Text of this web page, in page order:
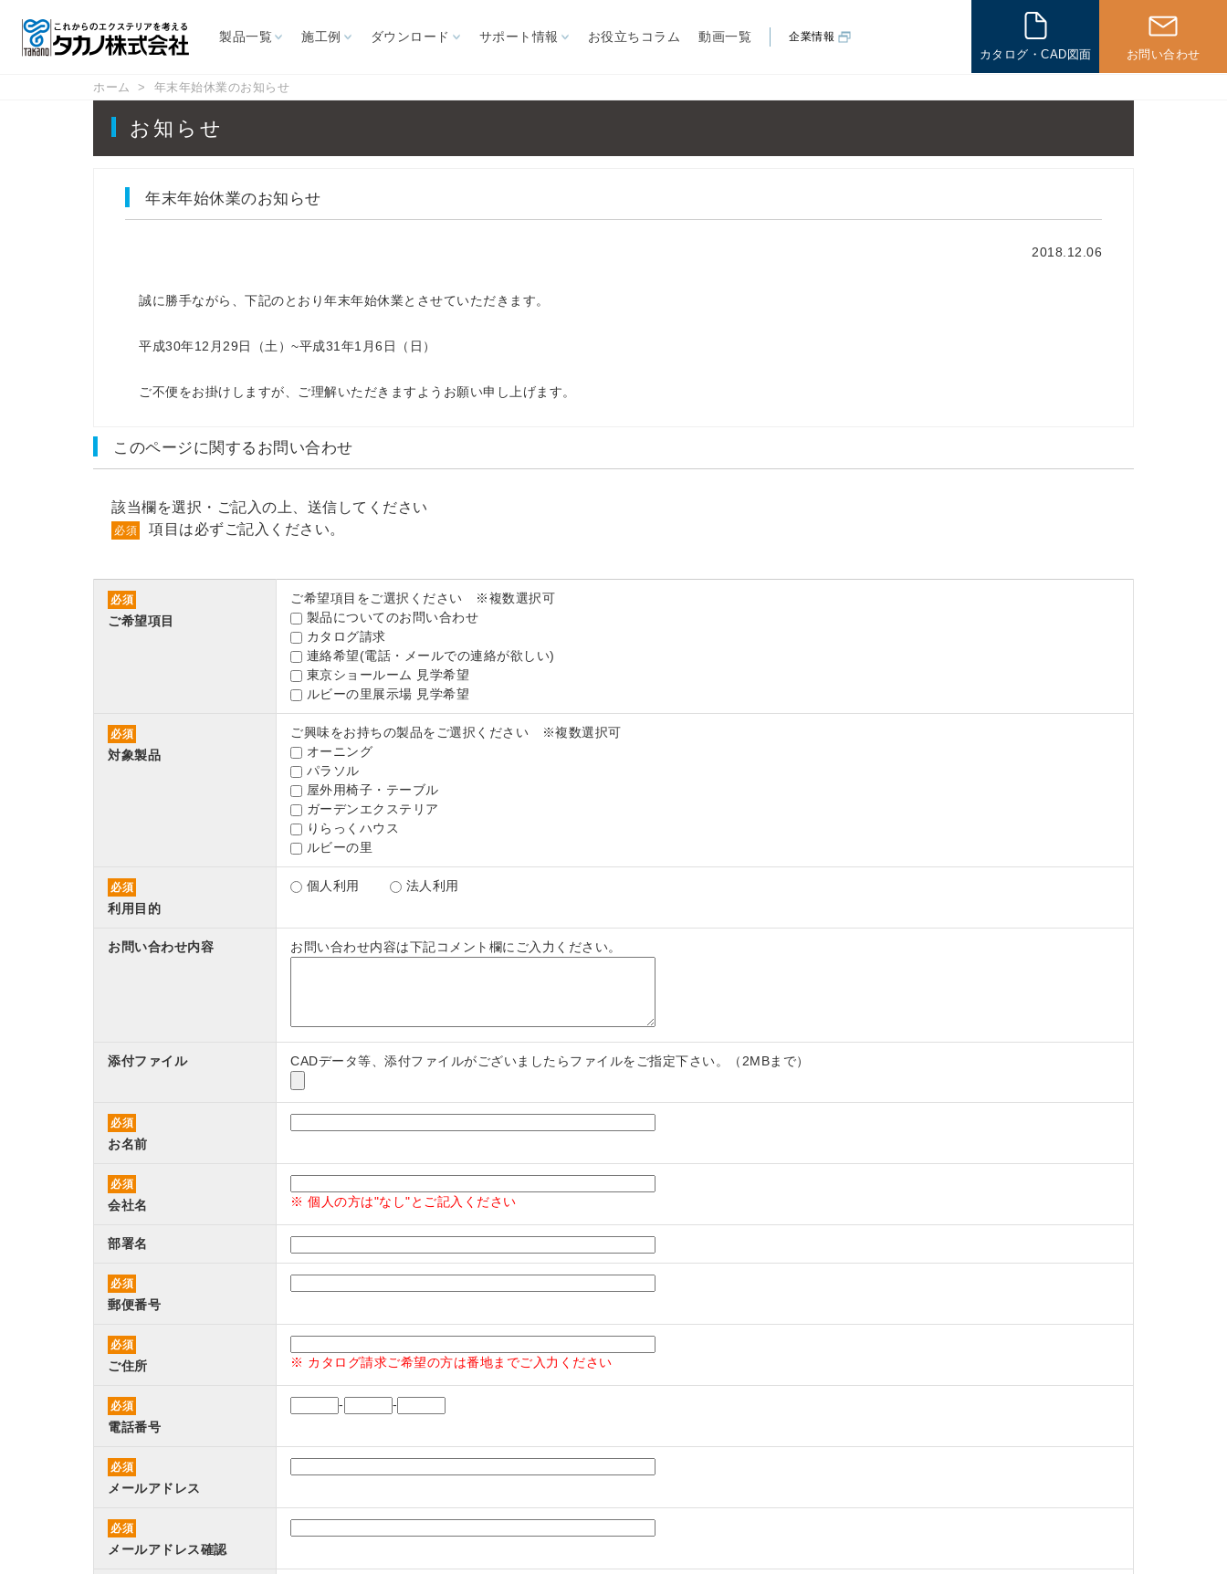
製品一覧
壁付型オーニング イタリアFIM社パラソル
施工例
施設から探す
幼保・学校 高速道路
屋外喫煙スペー
ステラ
自立型オーニング
大型パラソル
ダウンロード
ダウンロード
カタログ CAD図面
サポート情報
サポート情報
お問い合わせ よくあるご質問
お役立ちコラム 動画一覧 企業情報
カタログ・CAD図面 お問い合わせ
ホーム 年末年始休業のお知らせ
お知らせ
年末年始休業のお知らせ
2018.12.06
誠に勝手ながら、下記のとおり年末年始休業とさせていただきます。
平成30年12月29日（土）~平成31年1月6日（日）
ご不便をお掛けしますが、ご理解いただきますようお願い申し上げます。
このページに関するお問い合わせ
該当欄を選択・ご記入の上、送信してください
必須 項目は必ずご記入ください。
必須
ご希望項目
ご希望項目をご選択ください ※複数選択可
製品についてのお問い合わせ
カタログ請求
連絡希望(電話・メールでの連絡が欲しい)
東京ショールーム 見学希望
ルビーの里展示場 見学希望
必須
対象製品
ご興味をお持ちの製品をご選択ください ※複数選択可
オーニング
パラソル
屋外用椅子・テーブル
ガーデンエクステリア
りらっくハウス
ルビーの里
必須
利用目的
個人利用 法人利用
お問い合わせ内容 お問い合わせ内容は下記コメント欄にご入力ください。
添付ファイル CADデータ等、添付ファイルがございましたらファイルをご指定下さい。（2MBまで）
必須
お名前
必須
会社名 ※ 個人の方は"なし"とご記入ください
部署名
必須
郵便番号
必須
ご住所 ※ カタログ請求ご希望の方は番地までご入力ください
必須
電話番号
- -
必須
メールアドレス
必須
メールアドレス確認